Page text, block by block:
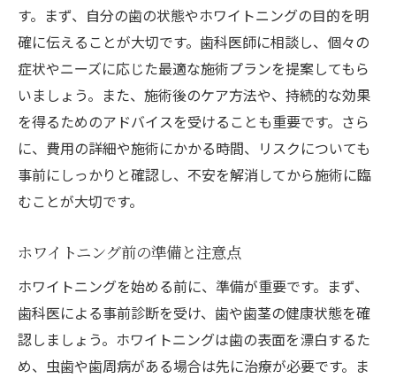
信頼できる歯科医院の見極め方
ホワイトニング施術の安全性チェック
実績豊富なプロフェッショナルの選び方
患者の声から見る信頼性
医師の資格と経験を確認する
安心感を高めるための質問リスト
笑顔をもっと輝かせるためのホワイトニングの
ホワイトニング市場のトレンド
技術革新がもたらす新しい施術方法
デジタル技術を活用したホワイトニング
す。まず、自分の歯の状態やホワイトニングの目的を明
確に伝えることが大切です。歯科医師に相談し、個々の
症状やニーズに応じた最適な施術プランを提案してもら
いましょう。また、施術後のケア方法や、持続的な効果
を得るためのアドバイスを受けることも重要です。さら
に、費用の詳細や施術にかかる時間、リスクについても
事前にしっかりと確認し、不安を解消してから施術に臨
むことが大切です。
ホワイトニング前の準備と注意点
ホワイトニングを始める前に、準備が重要です。まず、
歯科医による事前診断を受け、歯や歯茎の健康状態を確
認しましょう。ホワイトニングは歯の表面を漂白するた
め、虫歯や歯周病がある場合は先に治療が必要です。ま